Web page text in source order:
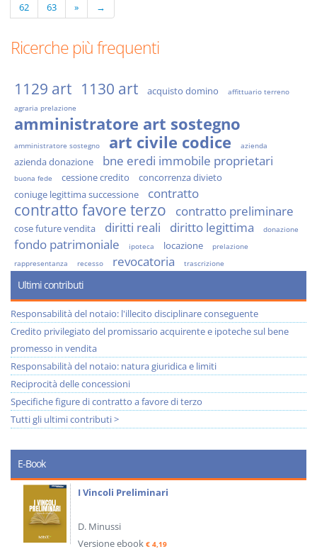
62
63 » →
Ricerche più frequenti
1129 art 1130 art acquisto domino
affittuario terreno
agraria prelazione
amministratore art sostegno
amministratore sostegno art civile codice azienda
azienda donazione bne eredi immobile proprietari
buona fede cessione credito
concorrenza divieto
coniuge legittima successione
contratto
contratto favore terzo contratto preliminare
cose future vendita diritti reali diritto legittima donazione
fondo patrimoniale ipoteca locazione
prelazione
rappresentanza
recesso revocatoria trascrizione
Ultimi contributi
Responsabilità del notaio: l'illecito disciplinare conseguente
Credito privilegiato del promissario acquirente e ipoteche sul bene
promesso in vendita
Responsabilità del notaio: natura giuridica e limiti
Reciprocità delle concessioni
Specifiche figure di contratto a favore di terzo
Tutti gli ultimi contributi >
E-Book
I Vincoli Preliminari
D. Minussi
Versione ebook € 4,19